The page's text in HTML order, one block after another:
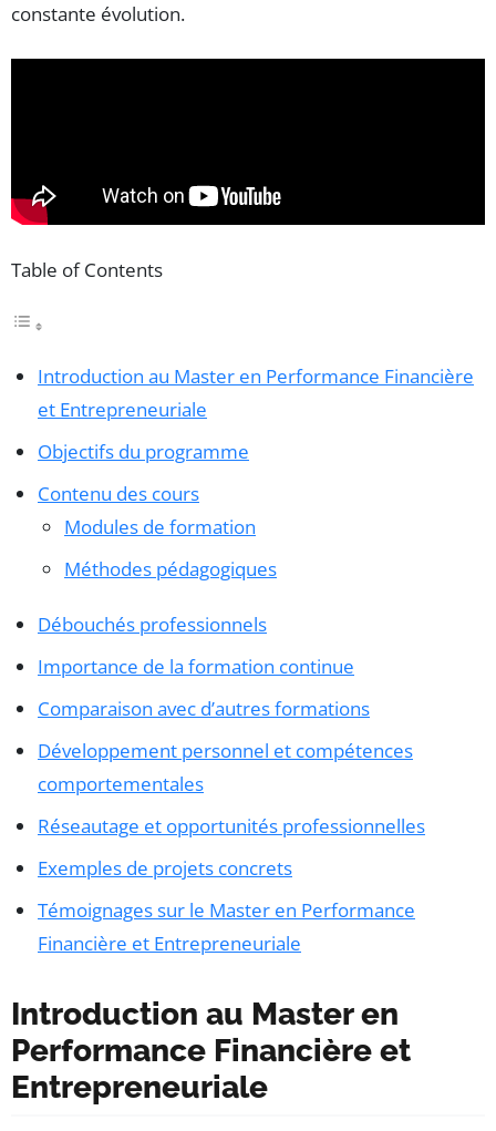
constante évolution.
Table of Contents
Introduction au Master en Performance Financière
et Entrepreneuriale
Objectifs du programme
Contenu des cours
Modules de formation
Méthodes pédagogiques
Débouchés professionnels
Importance de la formation continue
Comparaison avec d’autres formations
Développement personnel et compétences
comportementales
Réseautage et opportunités professionnelles
Exemples de projets concrets
Témoignages sur le Master en Performance
Financière et Entrepreneuriale
Introduction au Master en
Performance Financière et
Entrepreneuriale